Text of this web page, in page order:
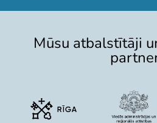
Atbalstītie projekti
Pētījumi un publikācijas
Iespējas skolēniem un
Izglītība
Mūsu atbalstītāji